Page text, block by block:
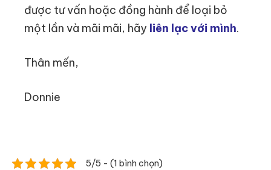
được tư vấn hoặc đồng hành để loại bỏ
một lần và mãi mãi, hãy liên lạc với mình.
Thân mến,
Donnie
5/5 - (1 bình chọn)